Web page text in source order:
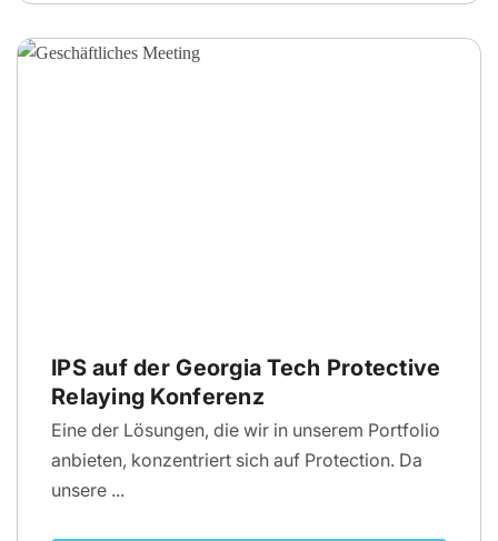
IPS auf der Georgia Tech Protective
Relaying Konferenz
Eine der Lösungen, die wir in unserem Portfolio
anbieten, konzentriert sich auf Protection. Da
unsere ...